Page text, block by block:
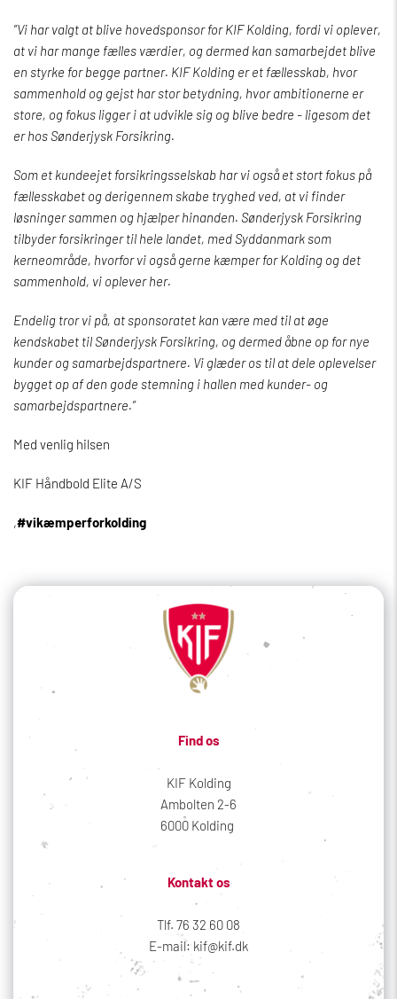
”Vi har valgt at blive hovedsponsor for KIF Kolding, fordi vi oplever,
at vi har mange fælles værdier, og dermed kan samarbejdet blive
en styrke for begge partner. KIF Kolding er et fællesskab, hvor
sammenhold og gejst har stor betydning, hvor ambitionerne er
store, og fokus ligger i at udvikle sig og blive bedre - ligesom det
er hos Sønderjysk Forsikring.
Som et kundeejet forsikringsselskab har vi også et stort fokus på
fællesskabet og derigennem skabe tryghed ved, at vi finder
løsninger sammen og hjælper hinanden. Sønderjysk Forsikring
tilbyder forsikringer til hele landet, med Syddanmark som
kerneområde, hvorfor vi også gerne kæmper for Kolding og det
sammenhold, vi oplever her.
Endelig tror vi på, at sponsoratet kan være med til at øge
kendskabet til Sønderjysk Forsikring, og dermed åbne op for nye
kunder og samarbejdspartnere. Vi glæder os til at dele oplevelser
bygget op af den gode stemning i hallen med kunder- og
samarbejdspartnere.”
Med venlig hilsen
KIF Håndbold Elite A/S
,#vikæmperforkolding
Find os
KIF Kolding
Ambolten 2-6
6000 Kolding
Kontakt os
Tlf. 76 32 60 08
E-mail: kif@kif.dk